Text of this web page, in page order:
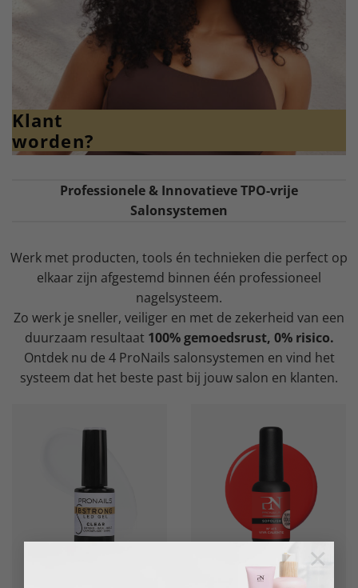
×
Klant
worden?
Professionele & Innovatieve TPO-vrije
Salonsystemen
Werk met producten, tools én technieken die perfect op
elkaar zijn afgestemd binnen één professioneel
nagelsysteem.
Zo werk je sneller, veiliger en met de zekerheid van een
duurzaam resultaat 100% gemoedsrust, 0% risico.
Ontdek nu de 4 ProNails salonsystemen en vind het
systeem dat het beste past bij jouw salon en klanten.